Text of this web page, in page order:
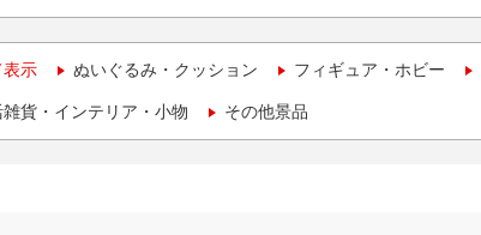
表示 ぬいぐるみ・クッション フィギュア・ホビー
貨・インテリア・小物 その他景品